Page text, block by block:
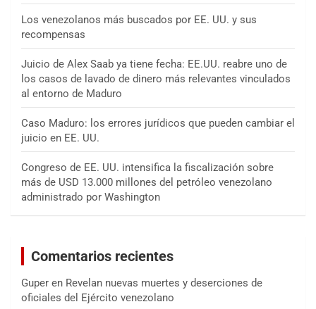
Los venezolanos más buscados por EE. UU. y sus
recompensas
Juicio de Alex Saab ya tiene fecha: EE.UU. reabre uno de
los casos de lavado de dinero más relevantes vinculados
al entorno de Maduro
Caso Maduro: los errores jurídicos que pueden cambiar el
juicio en EE. UU.
Congreso de EE. UU. intensifica la fiscalización sobre
más de USD 13.000 millones del petróleo venezolano
administrado por Washington
Comentarios recientes
Guper en Revelan nuevas muertes y deserciones de
oficiales del Ejército venezolano